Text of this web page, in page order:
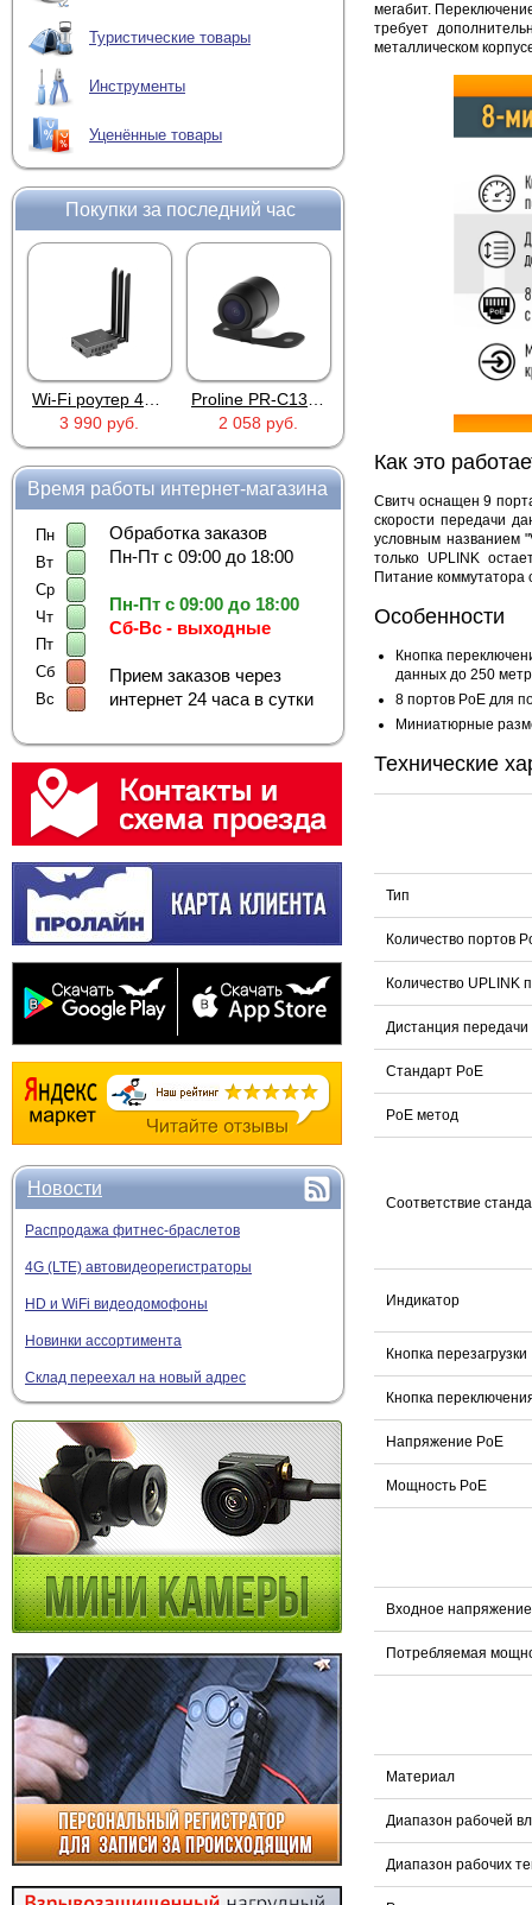
Туристические товары
Инструменты
Уценённые товары
Покупки за последний час
3 990 руб.
2 058 руб.
Время работы интернет-магазина
Пн
Вт
Ср
Чт
Пт
Сб
Вс
Обработка заказов
Пн-Пт с 09:00 до 18:00
Пн-Пт с 09:00 до 18:00
Сб-Вс - выходные
Прием заказов через
интернет 24 часа в сутки
Новости
Распродажа фитнес-браслетов
4G (LTE) автовидеорегистраторы
HD и WiFi видеодомофоны
Новинки ассортимента
Склад переехал на новый адрес
мегабит.
требует
металлическом
Как это
Свитч оснащен 9
скорости передачи
условным названием
только UPLINK
Питание коммутатора
Особенности
Кнопка
данных до 250
8 портов PoE для
Миниатюрные
Технические
Тип
Количество портов
Количество UPLINK
Дистанция
Стандарт PoE
PoE метод
Соответствие
Индикатор
Кнопка перезагрузки
Кнопка
Напряжение PoE
Мощность PoE
Входное напряжение
Потребляемая
Материал
Диапазон рабочей
Диапазон рабочих